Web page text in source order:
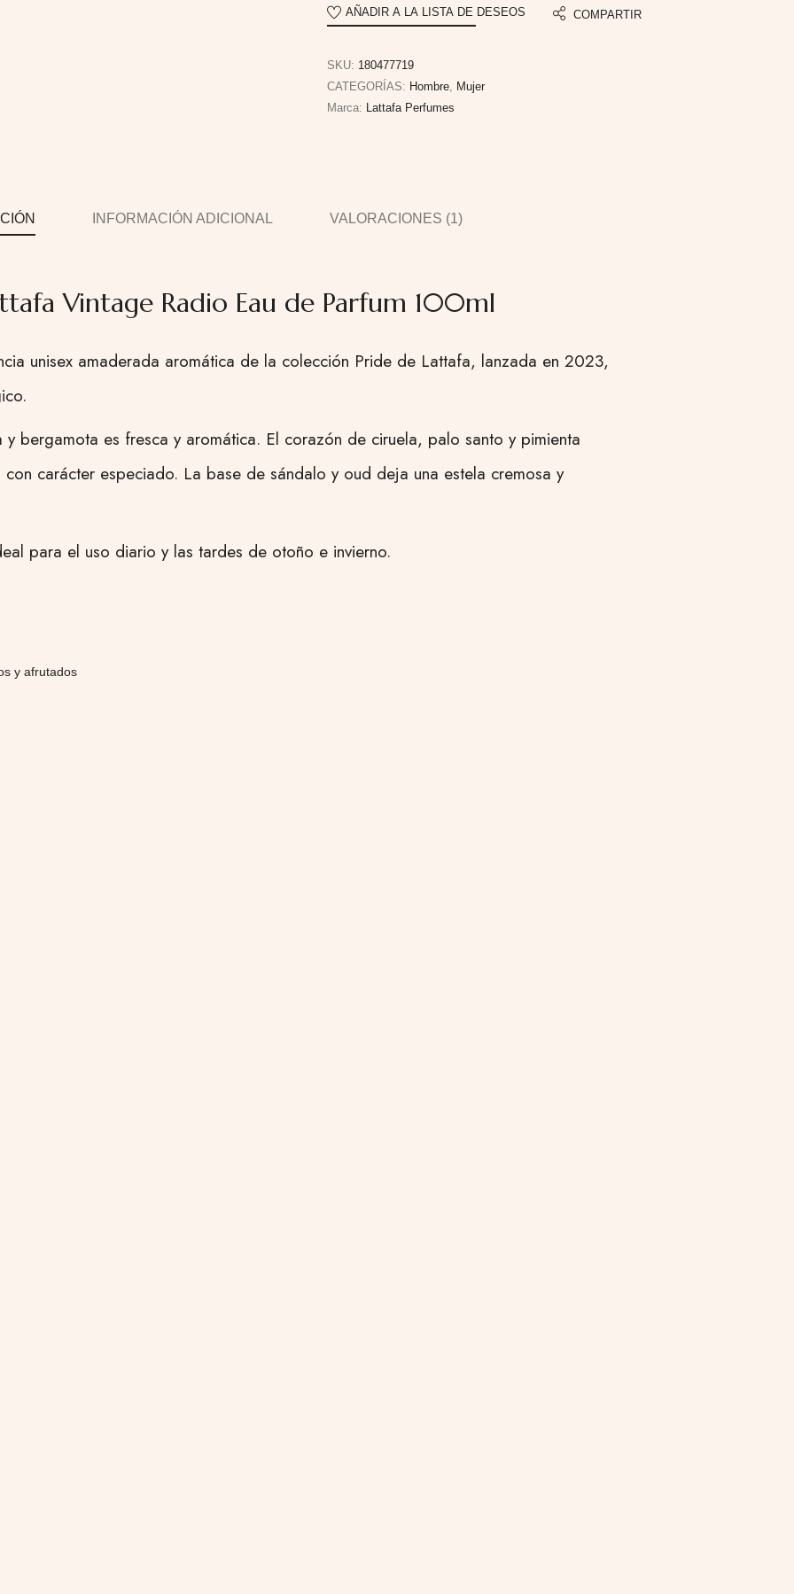
AÑADIR A LA LISTA DE DESEOS COMPARTIR
SKU: 180477719
CATEGORÍAS: Hombre, Mujer
Marca: Lattafa Perfumes
INFORMACIÓN ADICIONAL VALORACIONES (1)
Vintage Radio Eau de Parfum 100ml
unisex amaderada aromática de la colección Pride de Lattafa, lanzada en 2023,
bergamota es fresca y aromática. El corazón de ciruela, palo santo y pimienta
carácter especiado. La base de sándalo y oud deja una estela cremosa y
para el uso diario y las tardes de otoño e invierno.
y afrutados